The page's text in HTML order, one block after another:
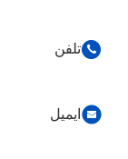
تلفن
ایمیل